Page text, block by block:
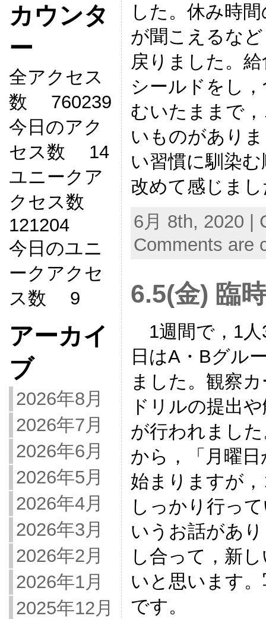
カウンタ
ー
全アクセス
数 760239
今日のアク
セス数 14
ユニークア
クセス数
121204
今日のユニ
ークアクセ
ス数 9
アーカイ
ブ
2026年8月
2026年7月
2026年6月
2026年5月
2026年4月
2026年3月
2026年2月
2026年1月
2025年12月
した。休み時
が聞こえるな
戻りました。
シールドをし
むいたままで
いものがあり
い習慣に馴染
改めて感じま
6月 8th, 2020 |
Comments are
6.5(金) 臨
1週間で，1人
日はA・Bグル
ました。観察
ドリルの提出
が行われまし
から，「月曜
始まりますが
しっかり行っ
いうお話があ
し合って，新
いと思います
です。